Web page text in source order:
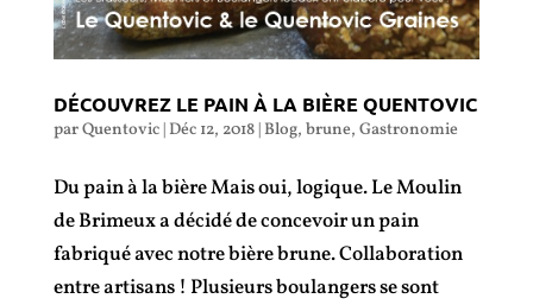
DÉCOUVREZ LE PAIN À LA BIÈRE QUENTOVIC
parQuentovic|Déc 12, 2018|Blog, brune, Gastronomie
Du pain à la bière Mais oui, logique. Le Moulin
de Brimeux a décidé de concevoir un pain
fabriqué avec notre bière brune. Collaboration
entre artisans ! Plusieurs boulangers se sont